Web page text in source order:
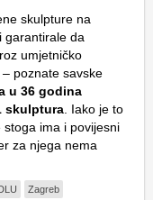
skulpture na
garantirale da
umjetničko
– poznate savske
u 36 godina
skulptura . Iako je to
ima i povijesni
za njega nema
Zagreb